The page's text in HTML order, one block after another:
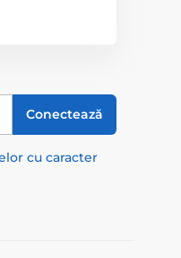
Conectează
cu caracter